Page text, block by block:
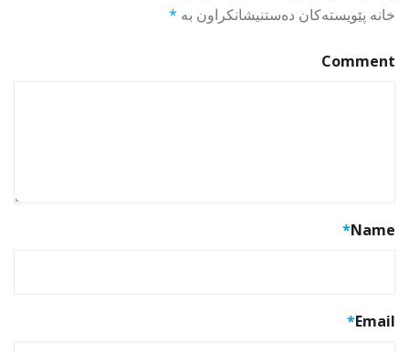
خانە پێویستەکان دەستنیشانکراون بە *
Comment
Name
*
Email
*